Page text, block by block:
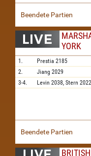
Beendete Partien
YORK
1. Prestia 2185
2.
Jiang 2029
3-4.
Levin 2038, Stern 2022
Beendete Partien